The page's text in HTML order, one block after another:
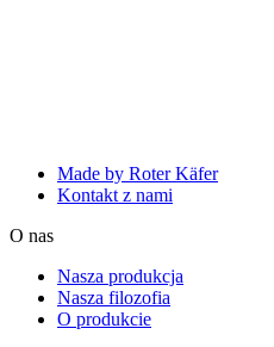
Made by Roter Käfer
Kontakt z nami
O nas
Nasza produkcja
Nasza filozofia
O produkcie